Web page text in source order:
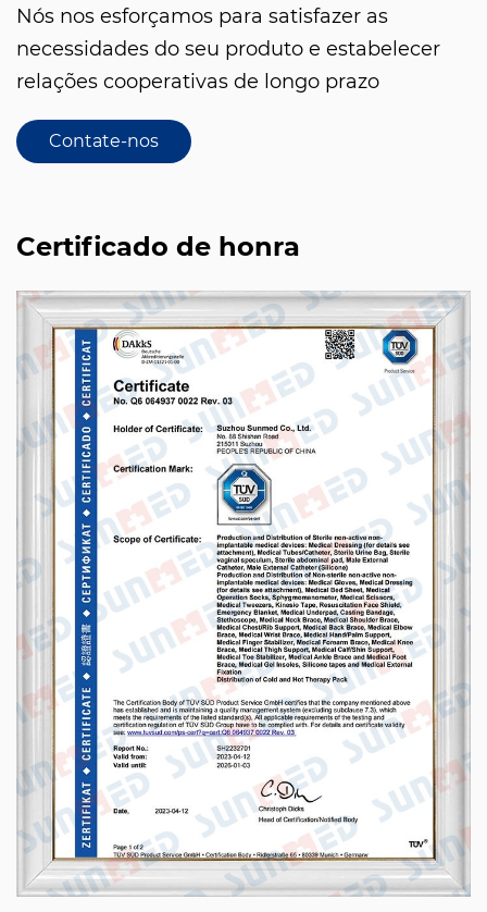
Nós nos esforçamos para satisfazer as
necessidades do seu produto e estabelecer
relações cooperativas de longo prazo
Contate-nos
Certificado de honra